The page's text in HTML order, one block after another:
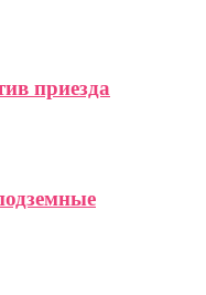
приезда